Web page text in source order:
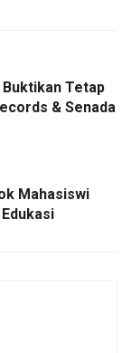
Tetap
& Senada
Mahasiswi